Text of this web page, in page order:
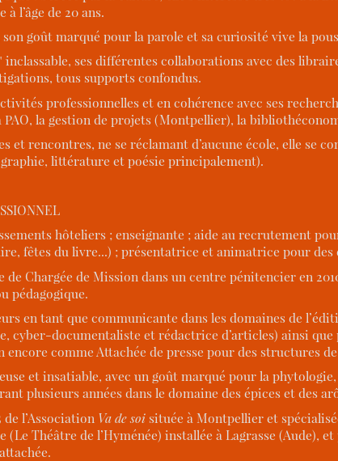
l’âge de 20 ans.
goût marqué pour la parole et sa curiosité vive la
ses différentes collaborations avec des
tous supports confondus.
professionnelles et en cohérence avec ses
PAO, la gestion de projets (Montpellier), la
et rencontres, ne se réclamant d’aucune école, elle se
littérature et poésie principalement).
hôteliers ; enseignante ; aide au recrutement
fêtes du livre...) ; présentatrice et animatrice pour
de Chargée de Mission dans un centre pénitencier en
pédagogique.
en tant que communicante dans les domaines de
cyber-documentaliste et rédactrice d’articles) ainsi
comme Attachée de presse pour des structures
et insatiable, avec un goût marqué pour la
plusieurs années dans le domaine des épices et des
l’Association Va de soisituée à Montpellier et
(Le Théâtre de l’Hyménée) installée à Lagrasse (Aude),